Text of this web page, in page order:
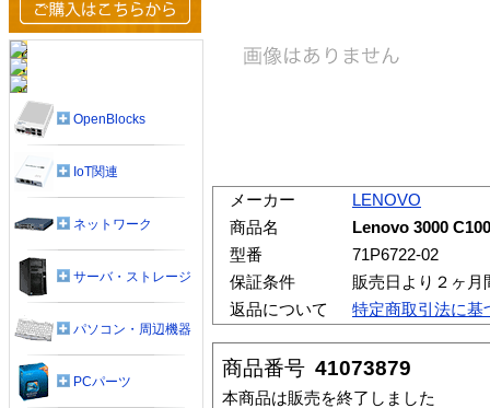
メーカー
LENOVO
商品名
Lenovo 3000
型番
71P6722-02
保証条件
販売日より２ヶ月
返品について
特定商取引法に基
商品番号 41073879
本商品は販売を終了しました
OpenBlocks
IoT関連
ネットワーク
サーバ・ストレージ
パソコン・周辺機器
PCパーツ